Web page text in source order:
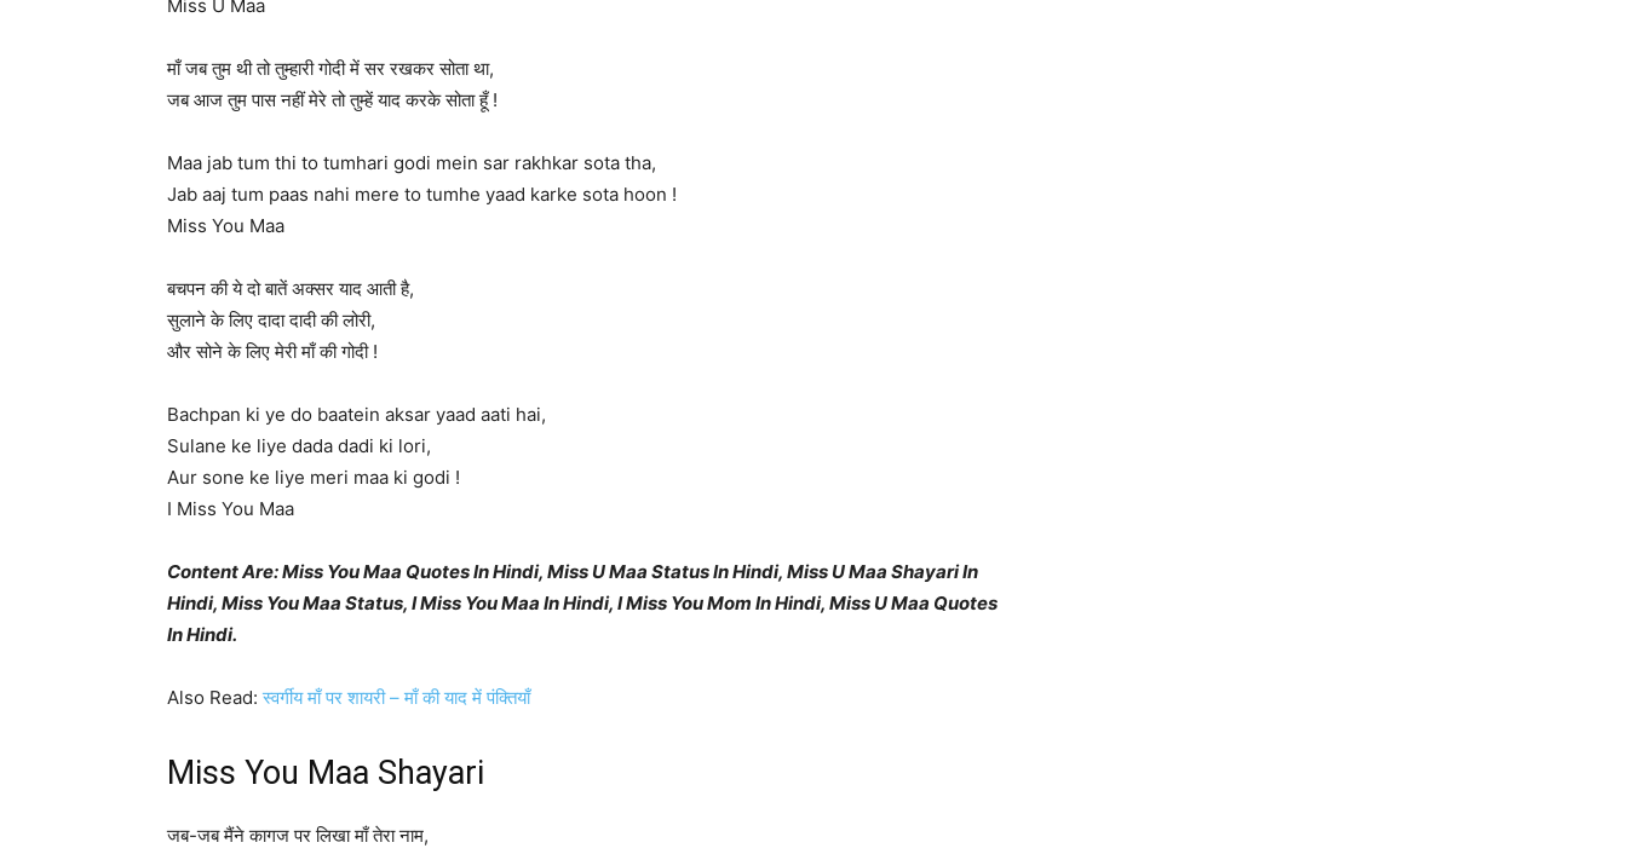
Miss U Maa
माँ जब तुम थी तो तुम्हारी गोदी में सर रखकर सोता था,
जब आज तुम पास नहीं मेरे तो तुम्हें याद करके सोता हूँ !
Maa jab tum thi to tumhari godi mein sar rakhkar sota tha,
Jab aaj tum paas nahi mere to tumhe yaad karke sota hoon !
Miss You Maa
बचपन की ये दो बातें अक्सर याद आती है,
सुलाने के लिए दादा दादी की लोरी,
और सोने के लिए मेरी माँ की गोदी !
Bachpan ki ye do baatein aksar yaad aati hai,
Sulane ke liye dada dadi ki lori,
Aur sone ke liye meri maa ki godi !
I Miss You Maa
Content Are: Miss You Maa Quotes In Hindi, Miss U Maa Status In Hindi, Miss U Maa Shayari In
Hindi, Miss You Maa Status, I Miss You Maa In Hindi, I Miss You Mom In Hindi, Miss U Maa Quotes
In Hindi.
Also Read:स्वर्गीय माँ पर शायरी – माँ की याद में पंक्तियाँ
Miss You Maa Shayari
जब-जब मैंने कागज पर लिखा माँ तेरा नाम,